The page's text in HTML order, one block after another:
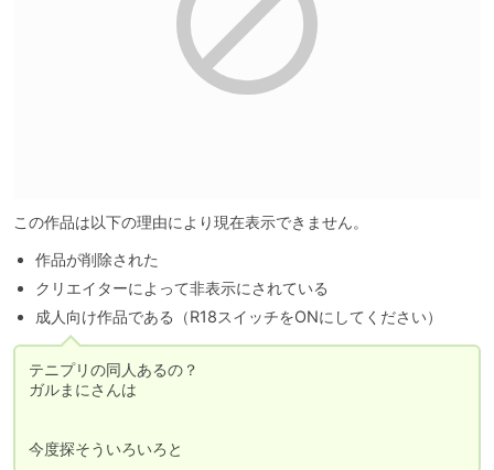
この作品は以下の理由により現在表示できません。
作品が削除された
クリエイターによって非表示にされている
成人向け作品である（R18スイッチをONにしてください）
テニプリの同人あるの？
ガルまにさんは